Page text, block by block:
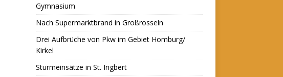
Gymnasium
Nach Supermarktbrand in Großrosseln
Drei Aufbrüche von Pkw im Gebiet Homburg/
Kirkel
Sturmeinsätze in St. Ingbert